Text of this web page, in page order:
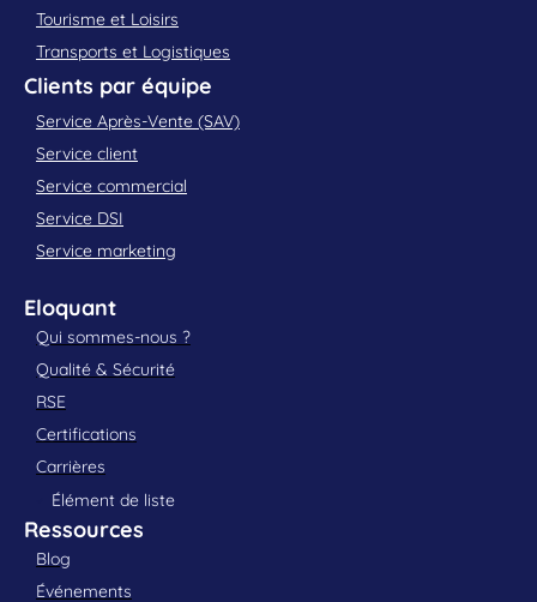
Tourisme et Loisirs
Transports et Logistiques
Clients par équipe
Service Après-Vente (SAV)
Service client
Service commercial
Service DSI
Service marketing
Eloquant
Qui sommes-nous ?
Qualité & Sécurité
RSE
Certifications
Carrières
Élément de liste
Ressources
Blog
Événements